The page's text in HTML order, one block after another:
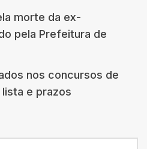
morte da ex-
pela Prefeitura de
nos concursos de
e prazos